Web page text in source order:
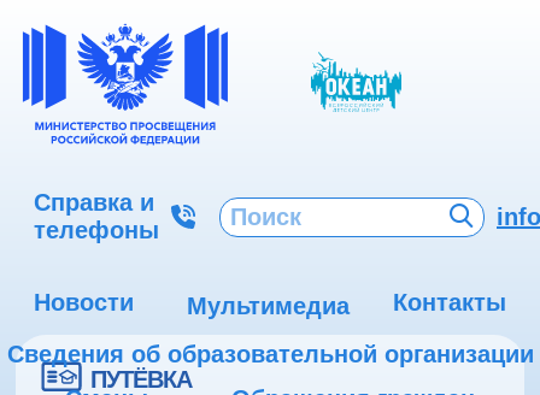
Справка и
телефоны
Новости Мультимедиа
Контакты
Сведения об образовательной организации
ПУТЁВКА